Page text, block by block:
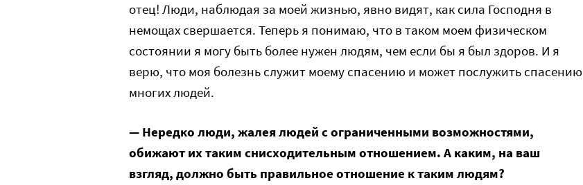
отец! Люди, наблюдая за моей жизнью, явно видят, как сила Господня в
немощах свершается. Теперь я понимаю, что в таком моем физическом
состоянии я могу быть более нужен людям, чем если бы я был здоров. И я
верю, что моя болезнь служит моему спасению и может послужить спасению
многих людей.
— Нередко люди, жалея людей с ограниченными возможностями,
обижают их таким снисходительным отношением. А каким, на ваш
взгляд, должно быть правильное отношение к таким людям?